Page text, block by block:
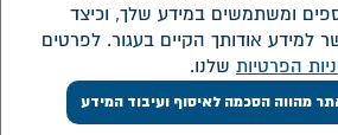
ממונה על פניות הציבור
מבנה אחזקות
אזור אישי דירקטורים ונושאי משרה
השקעות
ומשתמשים במידע שלך, וכיצד
למידע אודותך הקיים בעגור. לפרטים
הפרטיות שלנו.
מהווה הסכמה לאיסוף ועיבוד המידע